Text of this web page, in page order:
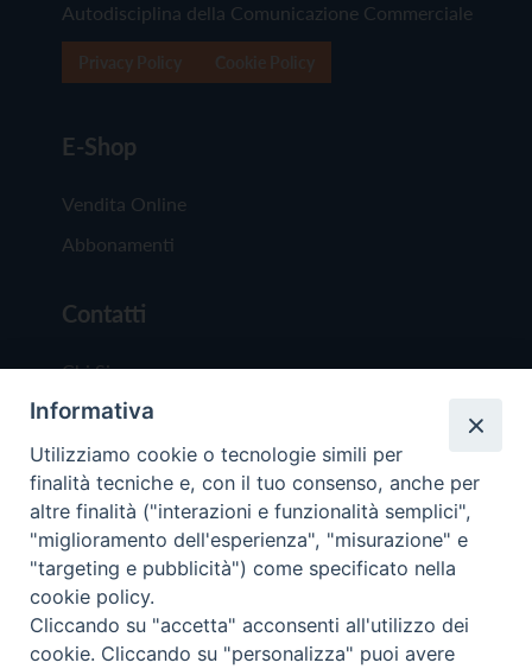
Autodisciplina della Comunicazione Commerciale
E-Shop
Vendita Online
Abbonamenti
Contatti
Chi Siamo
Redazione
Scrivici
Copyright © 2019 - Tutti i diritti riservati - Vita
Trentina Editrice
Informativa
Utilizziamo cookie o tecnologie simili per
finalità tecniche e, con il tuo consenso, anche per
altre finalità ("interazioni e funzionalità semplici",
"miglioramento dell'esperienza", "misurazione" e
"targeting e pubblicità") come specificato nella
cookie policy.
Cliccando su "accetta" acconsenti all'utilizzo dei
cookie. Cliccando su "personalizza" puoi avere